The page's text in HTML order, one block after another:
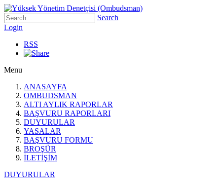
Search
Login
RSS
Menu
ANASAYFA
OMBUDSMAN
ALTI AYLIK RAPORLAR
BAŞVURU RAPORLARI
DUYURULAR
YASALAR
BAŞVURU FORMU
BROŞÜR
İLETİŞİM
DUYURULAR